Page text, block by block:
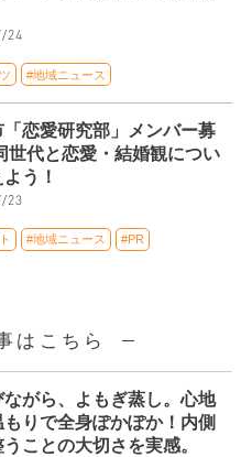
24
#地域ニュース
「恋愛研究部」メンバー募
世代と恋愛・結婚観につい
う！
23
#地域ニュース #PR
はこちら
ながら、よもぎ蒸し。心地
もりで全身ぽかぽか！内側
ことの大切さを実感。